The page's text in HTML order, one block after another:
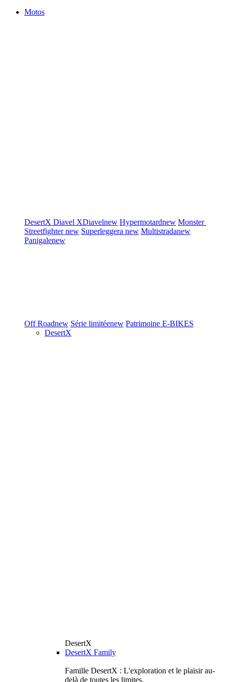
Motos
DesertX Diavel XDiavelnew Hypermotardnew Monster
Streetfighternew Superleggera new Multistradanew
Panigalenew
Off Roadnew Série limitéenew Patrimoine E-BIKES
DesertX
DesertX
DesertX Family
Famille DesertX : L'exploration et le plaisir au-
delà de toutes les limites.